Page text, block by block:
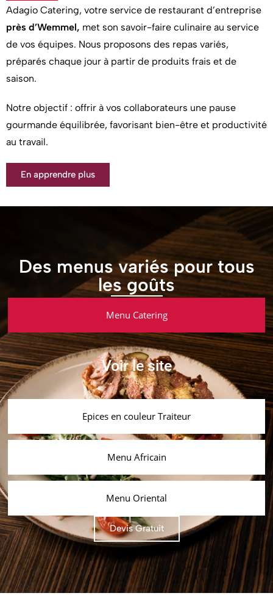
Adagio Catering, votre service de restaurant d’entreprise
près d’Wemmel, met son savoir-faire culinaire au service
de vos équipes. Nous proposons des repas variés,
préparés chaque jour à partir de produits frais et de
saison.
Notre objectif : offrir à vos collaborateurs une pause
gourmande équilibrée, favorisant bien-être et productivité
au travail.
En apprendre plus
Des menus variés pour tous
les goûts
Menu Catering
Epices en couleur Traiteur
Menu Africain
Menu Oriental
Voir le site
Devis Gratuit